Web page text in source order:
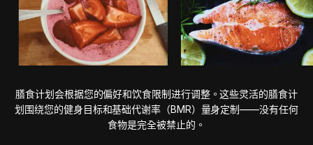
膳食计划会根据您的偏好和饮食限制进行调整。这些灵活的膳食计
划围绕您的健身目标和基础代谢率（BMR）量身定制——没有任何
食物是完全被禁止的。